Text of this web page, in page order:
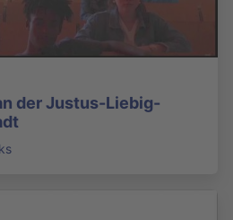
der Justus-Liebig-